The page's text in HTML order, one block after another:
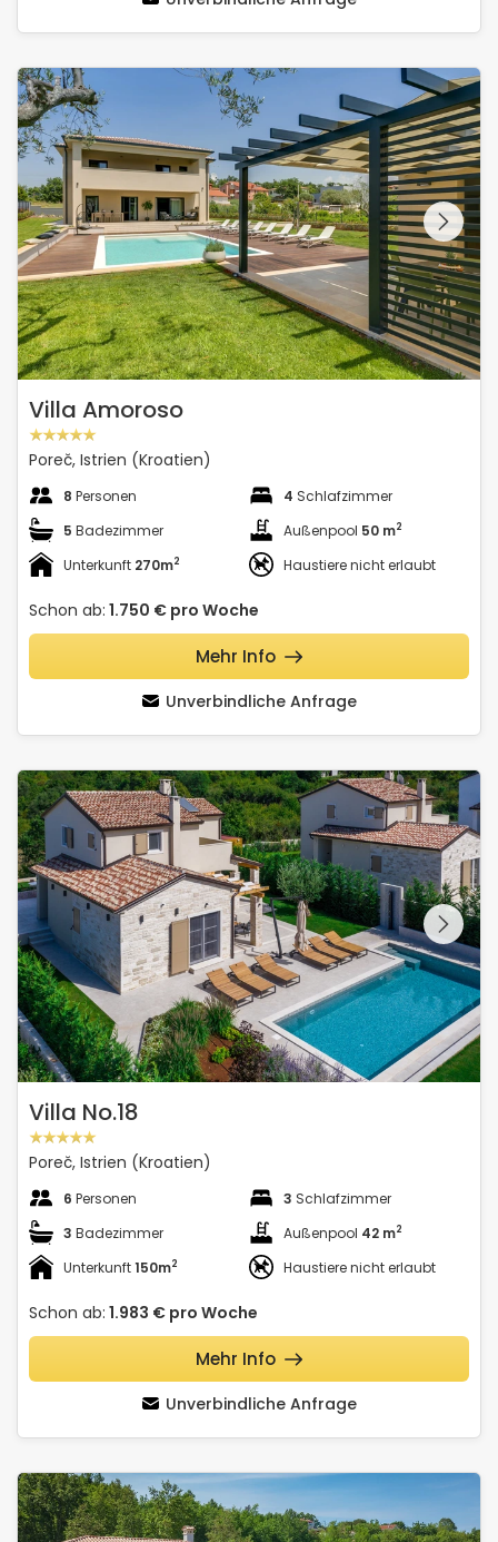
Villa Amoroso
Schauen Sie sich die
gesamte Galerie
Villa Amoroso
Poreč, Istrien (Kroatien)
8 Personen 4 Schlafzimmer
5 Badezimmer Außenpool 50 m2
Unterkunft 270m2 Haustiere nicht erlaubt
Schon ab: 1.750 € pro Woche
Unverbindliche Anfrage
Mehr Info
Villa No.18
Schauen Sie sich die
gesamte Galerie
Villa No.18
Poreč, Istrien (Kroatien)
6 Personen 3 Schlafzimmer
3 Badezimmer Außenpool 42 m2
Unterkunft150m2 Haustiere nicht erlaubt
Schon ab: 1.983 € pro Woche
Unverbindliche Anfrage
Mehr Info
Villa Arman